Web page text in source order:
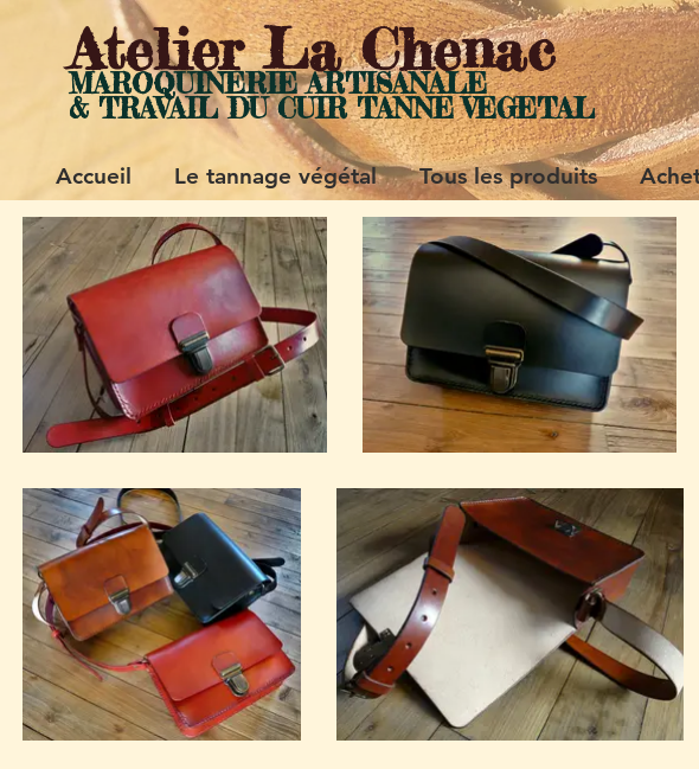
Atelier La Chenac
MAROQUINERIE ARTISANALE
& TRAVAIL DU CUIR TANNE VEGETAL
Accueil Le tannage végétal Tous les produits